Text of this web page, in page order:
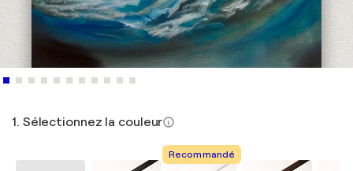
1. Sélectionnez la couleur
Recommandé